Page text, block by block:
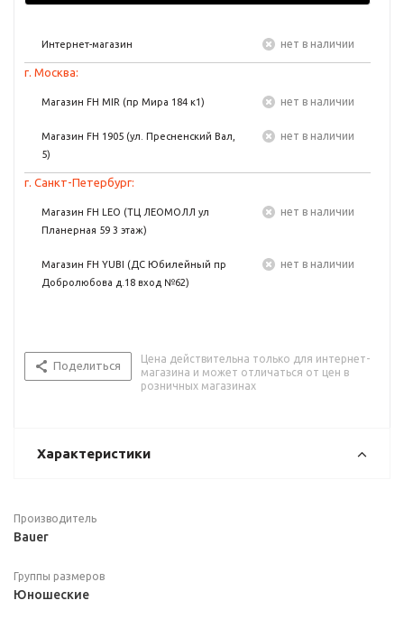
Интернет-магазин Нет в наличии
г. Москва:
Магазин FH MIR (пр Мира 184 к1) Нет в наличии
Магазин FH 1905 (ул. Пресненский Вал,
5)
Нет в наличии
г. Санкт-Петербург:
Магазин FH LEO (ТЦ ЛЕОМОЛЛ ул
Планерная 59 3 этаж)
Нет в наличии
Магазин FH YUBI (ДС Юбилейный пр
Добролюбова д.18 вход №62)
Нет в наличии
Поделиться
Цена действительна только для интернет-
магазина и может отличаться от цен в
розничных магазинах
Характеристики
Производитель
Bauer
Группы размеров
Юношеские